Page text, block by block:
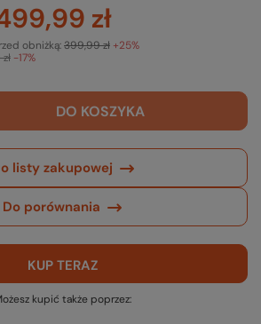
zł
-17%
obniżką:399,99 zł +25%
DO KOSZYKA
listy zakupowej
Do porównania
KUP TERAZ
kupić także poprzez: